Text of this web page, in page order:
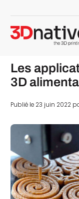
Les
3D
Publié le 23 juin 2022